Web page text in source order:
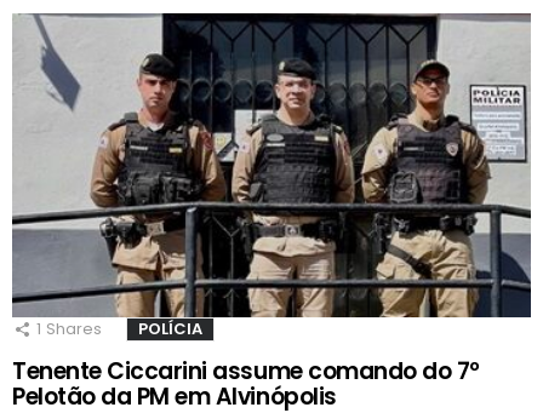
1 Shares POLÍCIA
Tenente Ciccarini assume comando do 7º
Pelotão da PM em Alvinópolis